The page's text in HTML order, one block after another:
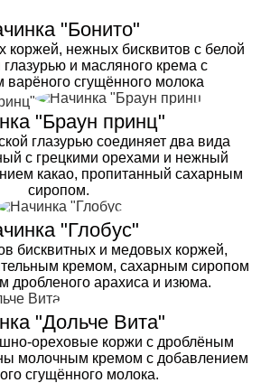
"Бонито"
коржей, нежных бисквитов с белой
глазурью и масляного крема с
варёного сгущённого молока
"Браун принц"
глазурью соединяет два вида
с грецкими орехами и нежный
какао, пропитанный сахарным
сиропом.
"Глобус"
бисквитных и медовых коржей,
кремом, сахарным сиропом
дробленого арахиса и изюма.
"Дольче Вита"
ореховые коржи с дроблёным
молочным кремом с добавлением
сгущённого молока.